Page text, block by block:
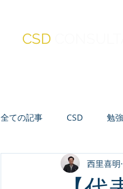
CSD
全ての記事 CSD 勉
真・報連相 セミナ
西里喜明